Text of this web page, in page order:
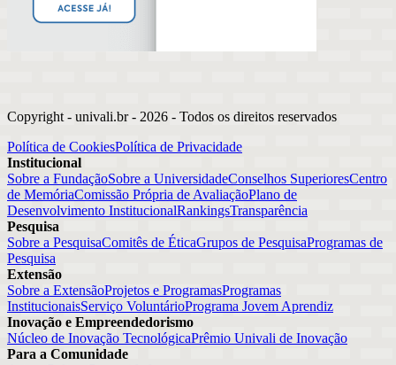
Copyright - univali.br - 2026 - Todos os direitos reservados
Política de CookiesPolítica de Privacidade
Institucional
Sobre a FundaçãoSobre a UniversidadeConselhos SuperioresCentro
de MemóriaComissão Própria de AvaliaçãoPlano de
Desenvolvimento InstitucionalRankingsTransparência
Pesquisa
Sobre a PesquisaComitês de ÉticaGrupos de PesquisaProgramas de
Pesquisa
Extensão
Sobre a ExtensãoProjetos e ProgramasProgramas
InstitucionaisServiço VoluntárioPrograma Jovem Aprendiz
Inovação e Empreendedorismo
Núcleo de Inovação TecnológicaPrêmio Univali de Inovação
Para a Comunidade